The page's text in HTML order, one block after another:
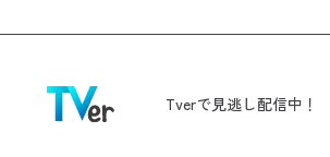
Tverで見逃し配信中！